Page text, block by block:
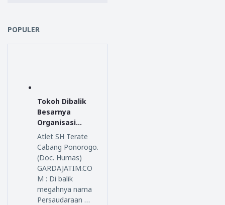
POPULER
Tokoh Dibalik
Besarnya
Organisasi
Persaudaraan
Setia Hati
Terate
Atlet SH Terate
Cabang Ponorogo.
(Doc. Humas)
GARDAJATIM.CO
M : Di balik
megahnya nama
Persaudaraan …